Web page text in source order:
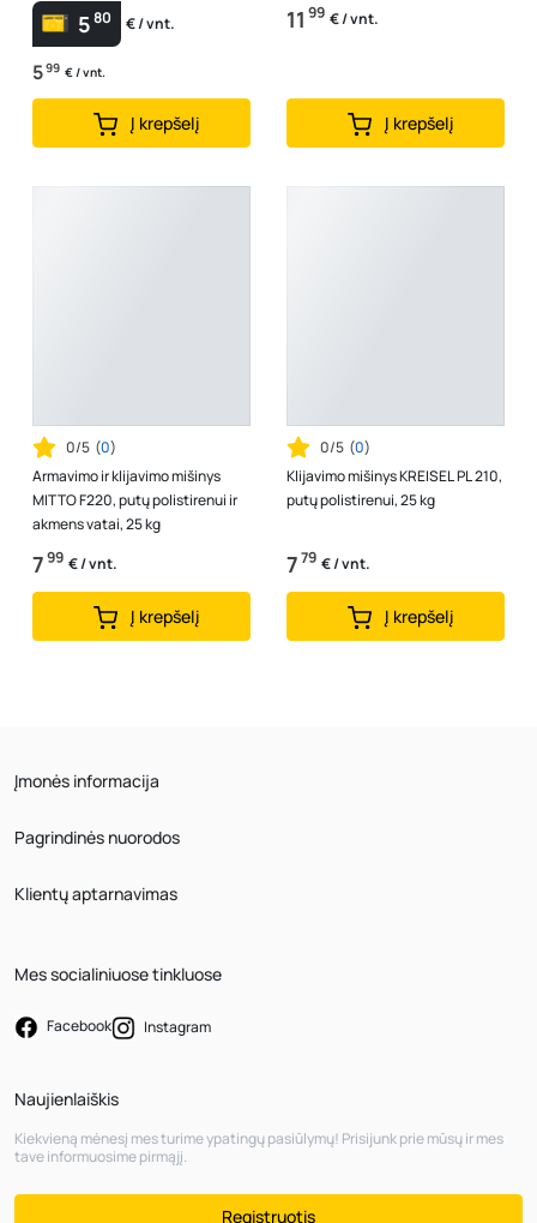
580 € / vnt.
599 € / vnt.
Į krepšelį
11 99 € / vnt.
Į krepšelį
0/5 (0)
Armavimo ir klijavimo mišinys
MITTO F220, putų polistirenui ir
akmens vatai, 25 kg
799 € / vnt.
Į krepšelį
0/5 (0)
Klijavimo mišinys KREISEL PL 210,
putų polistirenui, 25 kg
779 € / vnt.
Į krepšelį
Įmonės informacija
Pagrindinės nuorodos
Klientų aptarnavimas
Mes socialiniuose tinkluose
Facebook Instagram
Naujienlaiškis
Kiekvieną mėnesį mes turime ypatingų pasiūlymų! Prisijunk prie mūsų ir mes
tave informuosime pirmąjį.
Registruotis